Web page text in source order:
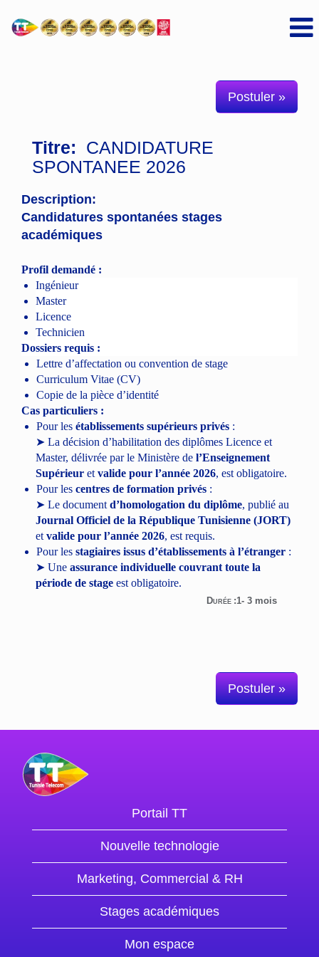
Postuler »
Titre: CANDIDATURE
SPONTANEE 2026
Description:
Candidatures spontanées stages
académiques
Profil demandé :
Ingénieur
Master
Licence
Technicien
Dossiers requis :
Lettre d’affectation ou convention de stage
Curriculum Vitae (CV)
Copie de la pièce d’identité
Cas particuliers :
Pour les établissements supérieurs privés:
➤ La décision d’habilitation des diplômes Licence et
Master, délivrée par le Ministère del’Enseignement
Supérieur etvalide pour l’année 2026, est obligatoire.
Pour les centres de formation privés:
➤ Le documentd’homologation du diplôme, publié au
Journal Officiel de la République Tunisienne (JORT)
etvalide pour l’année 2026, est requis.
Pour les stagiaires issus d’établissements à l’étranger:
➤ Uneassurance individuelle couvrant toute la
période de stage est obligatoire.
DURÉE :1- 3 mois
Postuler »
Portail TT
Nouvelle technologie
Marketing, Commercial & RH
Stages académiques
Mon espace